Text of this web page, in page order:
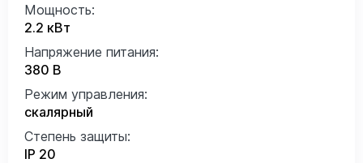
Мощность:
2.2 кВт
Напряжение питания:
380 В
Режим управления:
скалярный
Степень защиты:
IP 20